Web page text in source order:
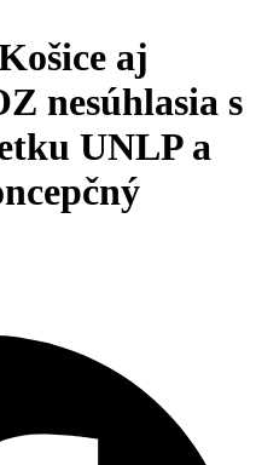
aj
nesúhlasia s
UNLP a